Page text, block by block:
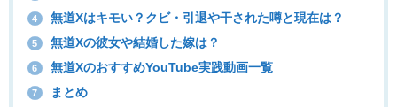
4 無道Xはキモい？クビ・引退や干された噂と現在は？
5 無道Xの彼女や結婚した嫁は？
6 無道XのおすすめYouTube実践動画一覧
7 まとめ